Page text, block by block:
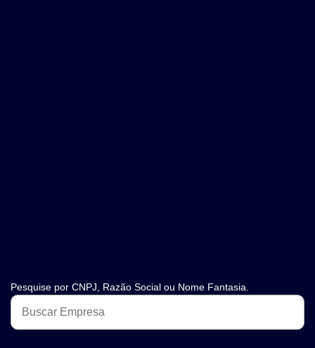
Pesquise por CNPJ, Razão Social ou Nome Fantasia.